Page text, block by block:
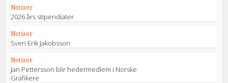
Notiser
2026 års stipendiater
Notiser
Sven Erik Jakobsson
Notiser
Jan Pettersson blir hedermedlem i Norske
Grafikere